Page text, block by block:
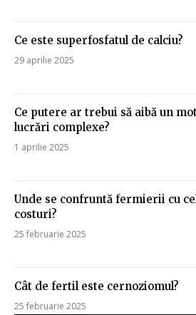
Ce este superfosfatul de calciu?
29 aprilie 2025
Ce putere ar trebui să aibă un
lucrări complexe?
1 aprilie 2025
Unde se confruntă fermierii cu
costuri?
25 februarie 2025
Cât de fertil este cernoziomul?
25 februarie 2025